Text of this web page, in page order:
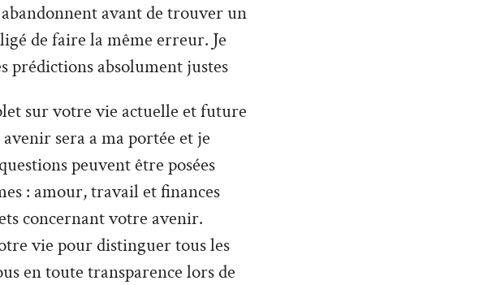
avant de trouver un
de faire la même erreur. Je
prédictions absolument justes
sur votre vie actuelle et future
sera a ma portée et je
peuvent être posées
: amour, travail et finances
concernant votre avenir.
vie pour distinguer tous les
en toute transparence lors de